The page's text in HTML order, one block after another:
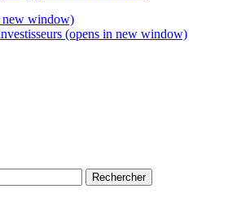
new window)
(opens in new window)
Rechercher